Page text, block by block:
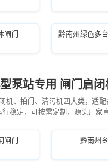
门 黔南州绿色多
泵站专用 闸门启
、拍门、清污机四大类，适
稳定，可按需定制，源头厂家
门 黔南州